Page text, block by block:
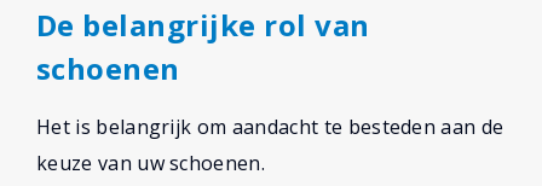
De belangrijke rol van
schoenen
Het is belangrijk om aandacht te besteden aan de
keuze van uw schoenen.